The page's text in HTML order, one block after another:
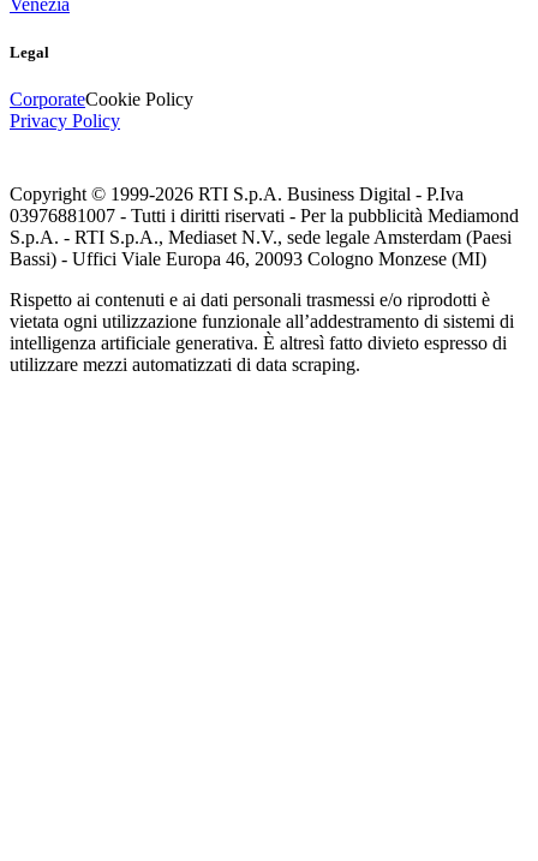
Venezia
Legal
CorporateCookie Policy
Privacy Policy
Copyright © 1999-2026 RTI S.p.A. Business Digital - P.Iva
03976881007 - Tutti i diritti riservati - Per la pubblicità Mediamond
S.p.A. - RTI S.p.A., Mediaset N.V., sede legale Amsterdam (Paesi
Bassi) - Uffici Viale Europa 46, 20093 Cologno Monzese (MI)
Rispetto ai contenuti e ai dati personali trasmessi e/o riprodotti è
vietata ogni utilizzazione funzionale all’addestramento di sistemi di
intelligenza artificiale generativa. È altresì fatto divieto espresso di
utilizzare mezzi automatizzati di data scraping.